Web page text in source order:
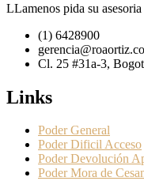
LLamenos pida su
(1) 6428900
Cl. 25 #31a-3,
Links
Poder General
Poder Dificil Acceso
Poder Devolución
Poder Mora de